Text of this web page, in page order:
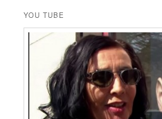
YOU TUBE